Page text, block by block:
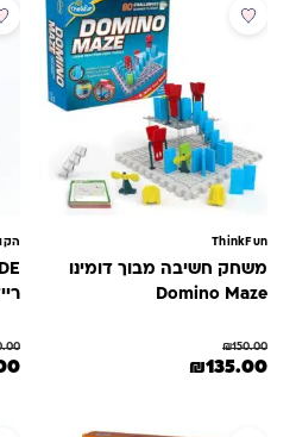
מבצע
ThinkFun
משחק חשיבה מבוך דומינו
Domino Maze
₪150.00
המחיר המקורי היה: ₪150.00.
₪135.00